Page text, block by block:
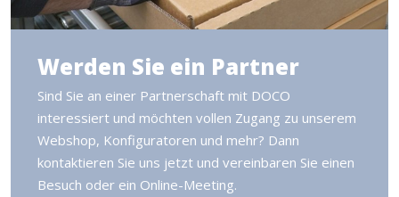
Werden Sie ein Partner
Sind Sie an einer Partnerschaft mit DOCO
interessiert und möchten vollen Zugang zu unserem
Webshop, Konfiguratoren und mehr? Dann
kontaktieren Sie uns jetzt und vereinbaren Sie einen
Besuch oder ein Online-Meeting.